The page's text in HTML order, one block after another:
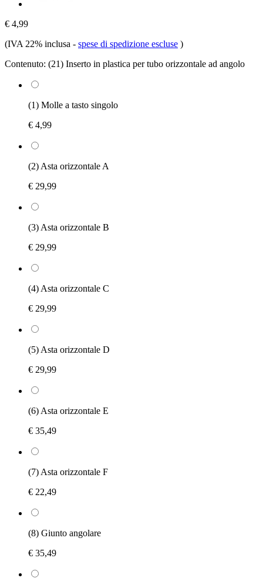
€ 4,99
(IVA 22% inclusa - spese di spedizione escluse )
Contenuto: (21) Inserto in plastica per tubo orizzontale ad angolo
(1) Molle a tasto singolo
€ 4,99
(2) Asta orizzontale A
€ 29,99
(3) Asta orizzontale B
€ 29,99
(4) Asta orizzontale C
€ 29,99
(5) Asta orizzontale D
€ 29,99
(6) Asta orizzontale E
€ 35,49
(7) Asta orizzontale F
€ 22,49
(8) Giunto angolare
€ 35,49